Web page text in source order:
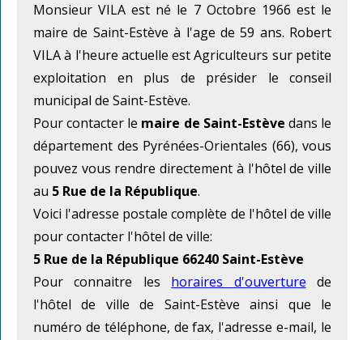
Monsieur VILA est né le 7 Octobre 1966 est le
maire de Saint-Estève à l'age de 59 ans. Robert
VILA à l'heure actuelle est Agriculteurs sur petite
exploitation en plus de présider le conseil
municipal de Saint-Estève.
Pour contacter le maire de Saint-Estève dans le
département des Pyrénées-Orientales (66), vous
pouvez vous rendre directement à l'hôtel de ville
au 5 Rue de la République.
Voici l'adresse postale complète de l'hôtel de ville
pour contacter l'hôtel de ville:
5 Rue de la République 66240 Saint-Estève
Pour connaitre les horaires d'ouverture de
l'hôtel de ville de Saint-Estève ainsi que le
numéro de téléphone, de fax, l'adresse e-mail, le